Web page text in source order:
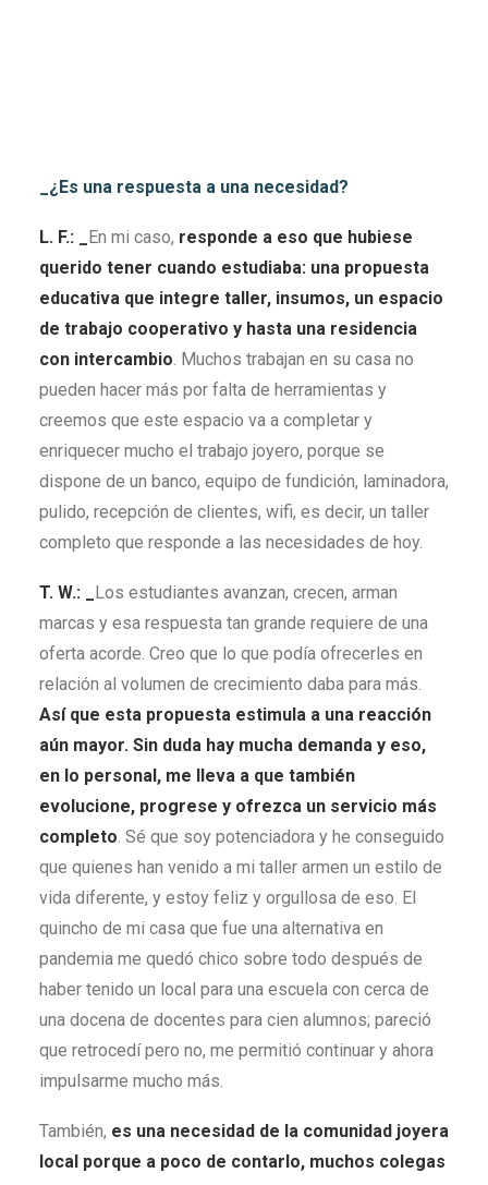
_¿Es una respuesta a una necesidad?
L. F.: _ En mi caso, responde a eso que hubiese
querido tener cuando estudiaba: una propuesta
educativa que integre taller, insumos, un espacio
de trabajo cooperativo y hasta una residencia
con intercambio. Muchos trabajan en su casa no
pueden hacer más por falta de herramientas y
creemos que este espacio va a completar y
enriquecer mucho el trabajo joyero, porque se
dispone de un banco, equipo de fundición, laminadora,
pulido, recepción de clientes, wifi, es decir, un taller
completo que responde a las necesidades de hoy.
T. W.: _ Los estudiantes avanzan, crecen, arman
marcas y esa respuesta tan grande requiere de una
oferta acorde. Creo que lo que podía ofrecerles en
relación al volumen de crecimiento daba para más.
Así que esta propuesta estimula a una reacción
aún mayor. Sin duda hay mucha demanda y eso,
en lo personal, me lleva a que también
evolucione, progrese y ofrezca un servicio más
completo. Sé que soy potenciadora y he conseguido
que quienes han venido a mi taller armen un estilo de
vida diferente, y estoy feliz y orgullosa de eso. El
quincho de mi casa que fue una alternativa en
pandemia me quedó chico sobre todo después de
haber tenido un local para una escuela con cerca de
una docena de docentes para cien alumnos; pareció
que retrocedí pero no, me permitió continuar y ahora
impulsarme mucho más.
También, es una necesidad de la comunidad joyera
local porque a poco de contarlo, muchos colegas